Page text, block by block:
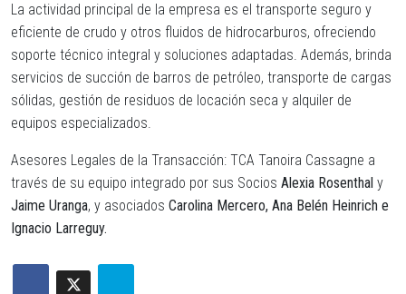
La actividad principal de la empresa es el transporte seguro y
eficiente de crudo y otros fluidos de hidrocarburos, ofreciendo
soporte técnico integral y soluciones adaptadas. Además, brinda
servicios de succión de barros de petróleo, transporte de cargas
sólidas, gestión de residuos de locación seca y alquiler de
equipos especializados.
Asesores Legales de la Transacción: TCA Tanoira Cassagne a
través de su equipo integrado por sus Socios Alexia Rosenthal y
Jaime Uranga, y asociados Carolina Mercero, Ana Belén Heinrich e
Ignacio Larreguy.